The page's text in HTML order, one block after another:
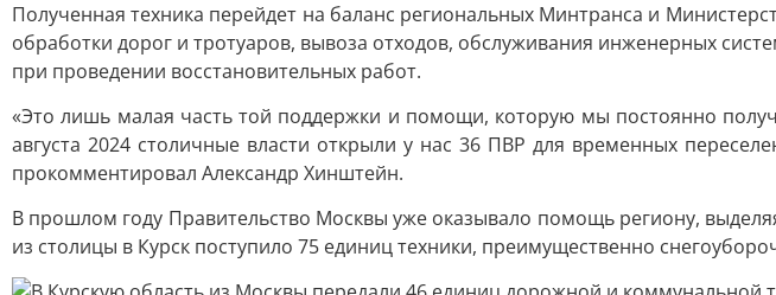
Полученная техника перейдет на баланс региональных Минтранса и
обработки дорог и тротуаров, вывоза отходов, обслуживания инженерных
при проведении восстановительных работ.
«Это лишь малая часть той поддержки и помощи, которую мы постоянно
августа 2024 столичные власти открыли у нас 36 ПВР для временных
прокомментировал Александр Хинштейн.
В прошлом году Правительство Москвы уже оказывало помощь региону,
из столицы в Курск поступило 75 единиц техники, преимущественно